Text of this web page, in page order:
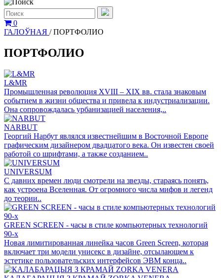
0
ГАЛОЎНАЯ /ПОРТФОЛИО
ПОРТФОЛИО
L&MR
Промышленная революция XVIII – XIX вв. стала знаковым
событием в жизни общества и привела к индустриализации.
Она сопровождалась урбанизацией населения,..
NARBUT
Георгий Нарбут являлся известнейшим в Восточной Европе
графическим дизайнером двадцатого века. Он известен своей
работой со шрифтами, а также созданием..
UNIVERSUM
С давних времен люди смотрели на звезды, стараясь понять,
как устроена Вселенная. От огромного числа мифов и легенд
до теории..
GREEN SCREEN - часы в стиле компьютерных технологий
90-х
Новая лимитированная линейка часов Green Screen, которая
включает три модели унисекс в дизайне, отсылающем к
эстетике пользовательских интерфейсов ЭВМ конца..